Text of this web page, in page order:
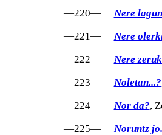
—220—
Nere
—221—
Nere
—222—
Nere
—223—
Noletan...?
—224—
Nor da?,
—225—
Noruntz